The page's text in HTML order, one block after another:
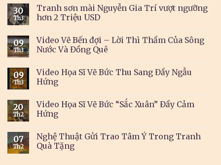
30
Th3
Tranh sơn mài Nguyễn Gia Trí vượt ngưỡng
hơn 2 Triệu USD
09
Th3
Video Vẽ Bến đợi – Lời Thì Thầm Của Sông
Nước Và Đồng Quê
09
Th3
Video Họa Sĩ Vẽ Bức Thu Sang Đầy Ngẫu
Hứng
20
Th2
Video Họa Sĩ Vẽ Bức “Sắc Xuân” Đầy Cảm
Hứng
07
Th2
Nghệ Thuật Gửi Trao Tâm Ý Trong Tranh
Quà Tặng